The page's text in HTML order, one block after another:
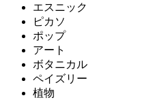
エスニック
ピカソ
ポップ
アート
ボタニカル
ペイズリー
植物